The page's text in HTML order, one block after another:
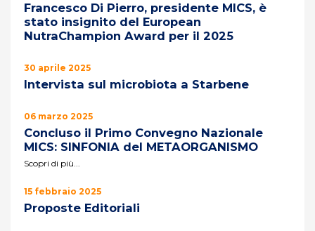
Francesco Di Pierro, presidente MICS, è
stato insignito del European
NutraChampion Award per il 2025
30 aprile 2025
Intervista sul microbiota a Starbene
06 marzo 2025
Concluso il Primo Convegno Nazionale
MICS: SINFONIA del METAORGANISMO
Scopri di più...
15 febbraio 2025
Proposte Editoriali